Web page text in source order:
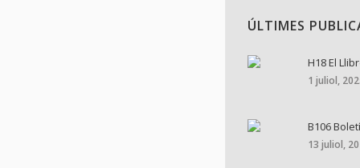
ÚLTIMES
H18 El
1 juliol,
B106
13 juliol,